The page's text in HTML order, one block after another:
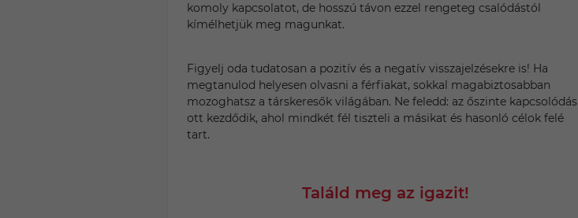
komoly kapcsolatot, de hosszú távon ezzel rengeteg csalódástól
kímélhetjük meg magunkat.
Figyelj oda tudatosan a pozitív és a negatív visszajelzésekre is! Ha
megtanulod helyesen olvasni a férfiakat, sokkal magabiztosabban
mozoghatsz a társkeresők világában. Ne feledd: az őszinte kapcsolódás
ott kezdődik, ahol mindkét fél tiszteli a másikat és hasonló célok felé
tart.
Találd meg az igazit!